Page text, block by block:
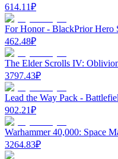
614.11₽
For Honor - BlackPrior Hero
462.48₽
The Elder Scrolls IV:
3797.43₽
Lead the Way Pack -
902.21₽
Warhammer 40,000: Space
3264.83₽